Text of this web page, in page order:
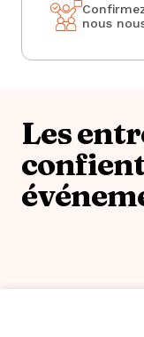
nous
Les